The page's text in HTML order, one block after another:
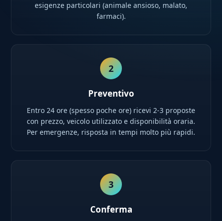
esigenze particolari (animale ansioso, malato,
farmaci).
2
Preventivo
Entro 24 ore (spesso poche ore) ricevi 2-3 proposte
con prezzo, veicolo utilizzato e disponibilità oraria.
Per emergenze, risposta in tempi molto più rapidi.
3
Conferma